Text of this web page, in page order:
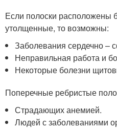
Если полоски расположены
утолщенные, то возможны:
Заболевания сердечно –
Неправильная работа и
Некоторые болезни
Поперечные ребристые
Страдающих анемией.
Людей с заболеваниями